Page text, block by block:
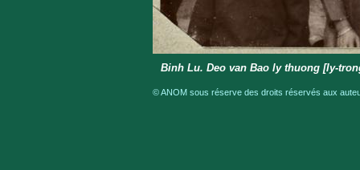
Binh Lu. Deo van Bao ly thuong [ly-
© ANOM sous réserve des droits réservés aux